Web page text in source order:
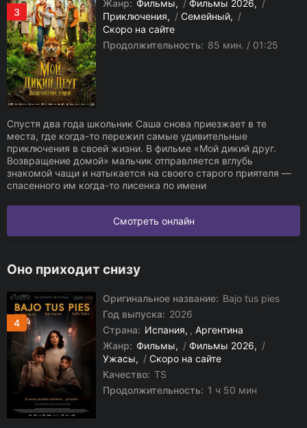
3
Жанр: Фильмы / Фильмы 2026
/
Приключения
/ Семейный
/
Скоро на сайте
Продолжительность: 85 мин. / 01:25
Спустя два года школьник Саша снова приезжает в те
места, где когда-то пережил самые удивительные
приключения в своей жизни. В фильме «Мой дикий друг.
Возвращение домой» мальчик отправляется вглубь
знакомой чащи и натыкается на своего старого приятеля —
спасенного им когда-то лисенка по имени
Смотреть онлайн
Оно приходит снизу
4
Оригинальное название: Bajo tus pies
Год выпуска: 2026
Страна: Испания , Аргентина
Жанр: Фильмы / Фильмы 2026
/
Ужасы
/ Скоро на сайте
Качество: TS
Продолжительность: 1 ч 50 мин